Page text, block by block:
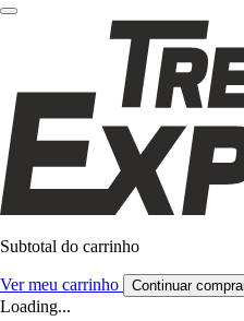
Subtotal do carrinho
Ver meu carrinho Continuar
Loading...